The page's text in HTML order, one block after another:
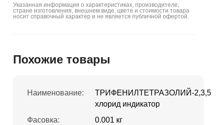
Указанная информация о характеристиках, производителе,
стране изготовления, внешнем виде, цвете и стоимости товара
носит справочный характер и не является публичной офертой.
Похожие товары
Наименование:
ТРИФЕНИЛТЕТРАЗОЛИЙ-2,3,5
хлорид индикатор
Фасовка:
0.001 кг